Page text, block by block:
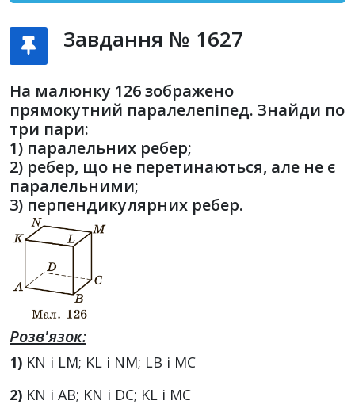
Завдання № 1627
На малюнку 126 зображено
прямокутний паралелепіпед. Знайди по
три пари:
1) паралельних ребер;
2) ребер, що не перетинаються, але не є
паралельними;
3) перпендикулярних ребер.
Розв'язок:
1) KN і LM; KL і NM; LB і MC
2) KN і AB; KN і DC; KL і MC